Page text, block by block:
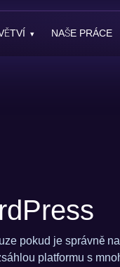
NAŠE PRÁCE
pokud je správně
platformu s